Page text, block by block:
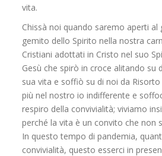
vita.
Chissà noi quando saremo aperti al
gemito dello Spirito nella nostra
Cristiani adottati in Cristo nel suo
Gesù che spirò in croce alitando su
sua vita e soffiò su di noi da
più nel nostro io indifferente e
respiro della convivialità; viviamo
perché la vita è un convito che non
In questo tempo di pandemia,
convivialità, questo esserci in